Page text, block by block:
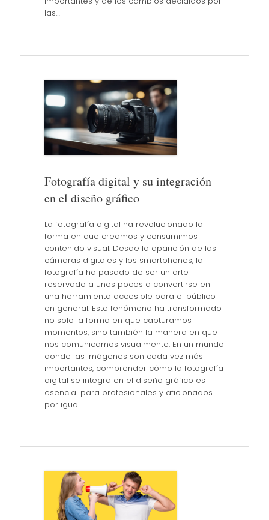
las…
Fotografía digital y su integración
en el diseño gráfico
La fotografía digital ha revolucionado la
forma en que creamos y consumimos
contenido visual. Desde la aparición de las
cámaras digitales y los smartphones, la
fotografía ha pasado de ser un arte
reservado a unos pocos a convertirse en
una herramienta accesible para el público
en general. Este fenómeno ha transformado
no solo la forma en que capturamos
momentos, sino también la manera en que
nos comunicamos visualmente. En un mundo
donde las imágenes son cada vez más
importantes, comprender cómo la fotografía
digital se integra en el diseño gráfico es
esencial para profesionales y aficionados
por igual.